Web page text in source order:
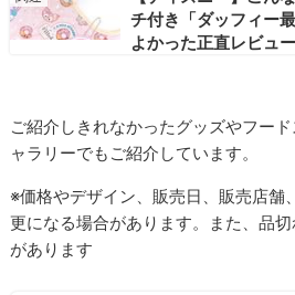
チ付き「ダッフィー
よかった正直レビュ
ご紹介しきれなかったグッズやフー
ャラリーでもご紹介しています。
※価格やデザイン、販売日、販売店舗
更になる場合があります。また、品
があります